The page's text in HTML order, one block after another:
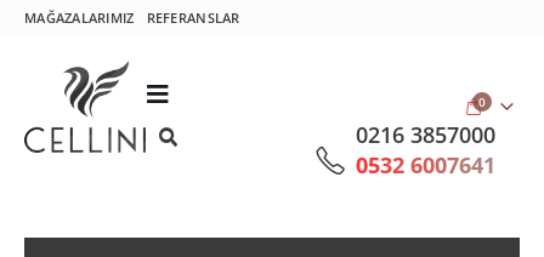
MAĞAZALARIMIZ REFERANSLAR
0216 3857000
0532 6007641
0